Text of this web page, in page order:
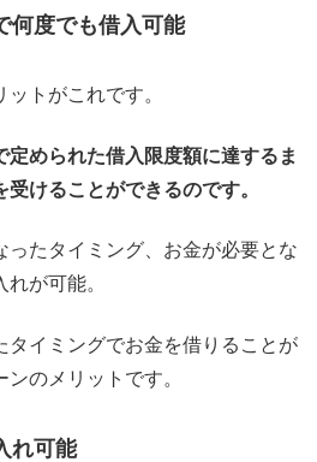
何度でも借入可能
トがこれです。
定められた借入限度額に達するま
けることができるのです。
ったタイミング、お金が必要とな
が可能。
タイミングでお金を借りることが
のメリットです。
れ可能